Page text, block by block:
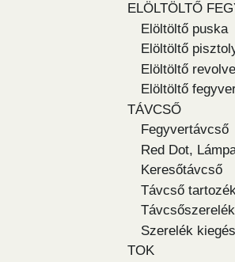
ELÖLTÖLTŐ
Elöltöltő puska
Elöltöltő
Elöltöltő
Elöltöltő
TÁVCSŐ
Fegyvertávcső
Red Dot,
Keresőtávcső
Távcső tartozék
Távcsőszerelék
Szerelék
TOK